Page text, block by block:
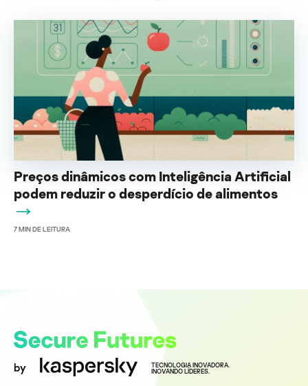
Preços dinâmicos com Inteligência Artificial
podem reduzir o desperdício de alimentos
7MIN DE LEITURA
by
TECNOLOGIA INOVADORA.
INOVANDO LÍDERES.